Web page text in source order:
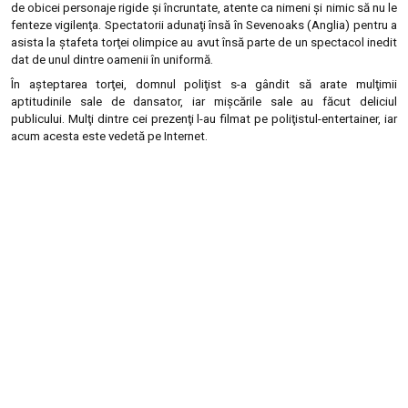
de obicei personaje rigide şi încruntate, atente ca nimeni şi nimic să nu le
fenteze vigilenţa. Spectatorii adunaţi însă în Sevenoaks (Anglia) pentru a
asista la ştafeta torţei olimpice au avut însă parte de un spectacol inedit
dat de unul dintre oamenii în uniformă.
În aşteptarea torţei, domnul poliţist s-a gândit să arate mulţimii
aptitudinile sale de dansator, iar mişcările sale au făcut deliciul
publicului. Mulţi dintre cei prezenţi l-au filmat pe poliţistul-entertainer, iar
acum acesta este vedetă pe Internet.